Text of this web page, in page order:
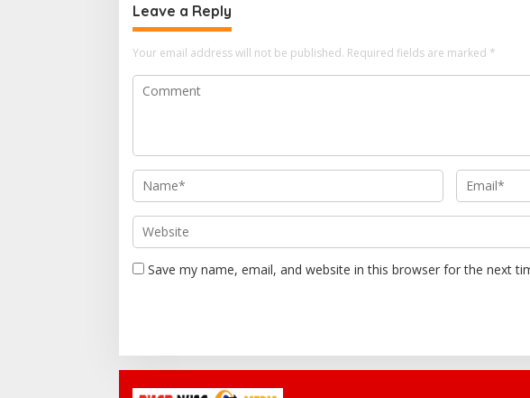
Leave a Reply
Your email address will not be published. Required fields are marked *
Save my name, email, and website in this browser for the next